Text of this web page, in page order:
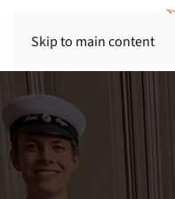
Skip to main content